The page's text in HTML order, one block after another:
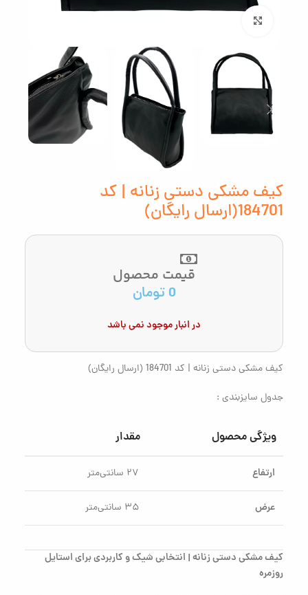
کیف مشکی دستی زنانه | کد
184701(ارسال رایگان)
قیمت محصول
0 تومان
در انبار موجود نمی باشد
کیف مشکی دستی زنانه | کد 184701 (ارسال رایگان)
جدول سایزبندی :
ویژگی محصول مقدار
ارتفاع ۲۷ سانتی‌متر
عرض ۳۵ سانتی‌متر
کیف مشکی دستی زنانه | انتخابی شیک و کاربردی برای استایل
روزمره